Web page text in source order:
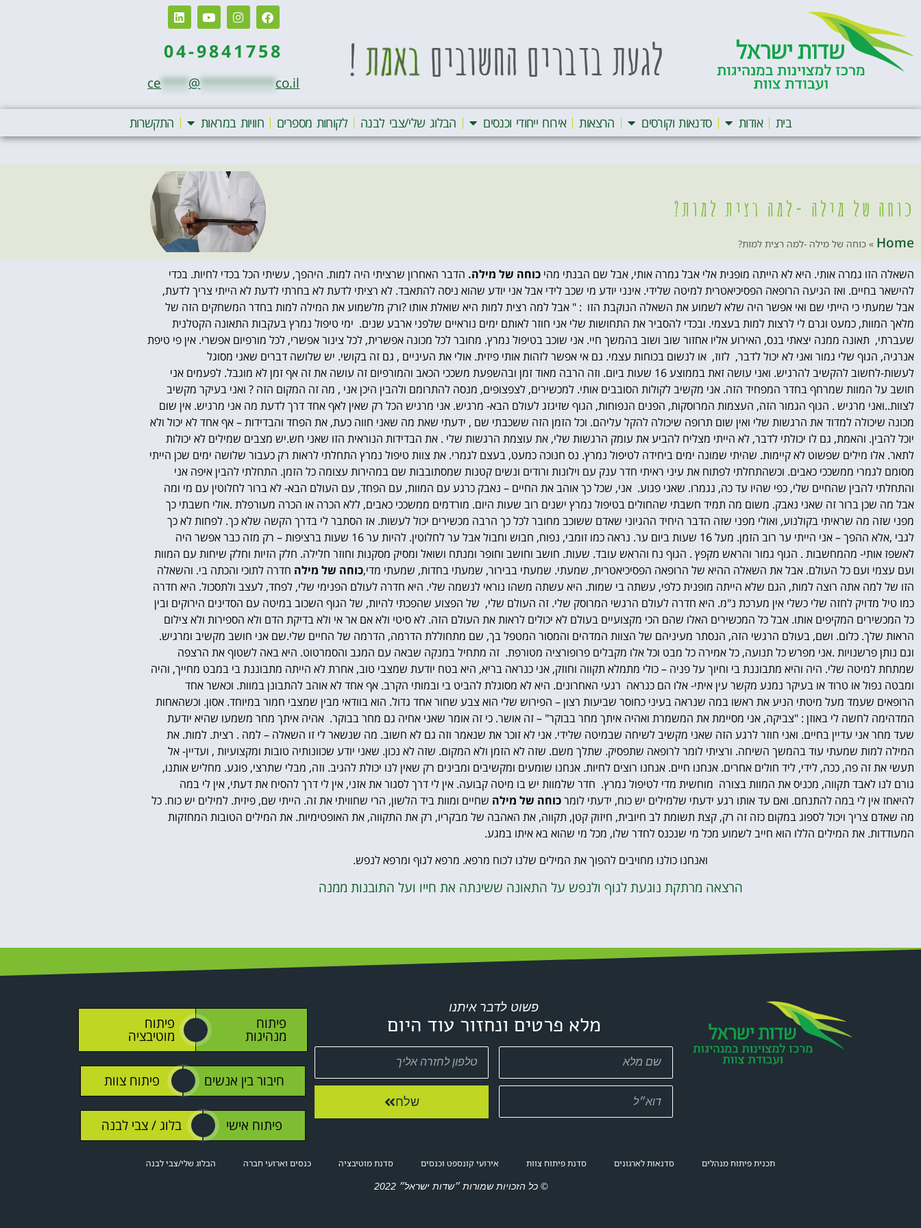
לגעת בדברים החשובים באמת !
04-9841758
ce **** @ *********** co.il
בית אודות סדנאות וקורסים הרצאות אירוח ייחודי וכנסים הבלוג שלי/צבי לבנה לקוחות מספרים חוויות במראות התקשרות
כוחה של מילה -למה רצית למות?
Home
» כוחה של מילה -למה רצית למות?
השאלה הזו גמרה אותי. היא לא הייתה מופנית אלי אבל גמרה אותי, אבל שם הבנתי מהי כוחה של מילה. הדבר האחרון שרציתי היה למות. היהפך, עשיתי הכל בכדי לחיות. בכדי
להישאר בחיים. ואז הגיעה הרופאה הפסיכיאטרית למיטה שלידי. אינני יודע מי שכב לידי אבל אני יודע שהוא ניסה להתאבד. לא רציתי לדעת לא בחרתי לדעת לא הייתי צריך לדעת,
אבל שמעתי כי הייתי שם ואי אפשר היה שלא לשמוע את השאלה הנוקבת הזו : " אבל למה רצית למות היא שואלת אותו ?ורק מלשמוע את המילה למות בחדר המשחקים הזה של
מלאך המוות, כמעט וגרם לי לרצות למות בעצמי. ובכדי להסביר את התחושות שלי אני חוזר לאותם ימים נוראיים שלפני ארבע שנים. ימי טיפול נמרץ בעקבות התאונה הקטלנית
שעברתי, תאונה ממנה יצאתי בנס, האירוע אליו אחזור שוב ושוב בהמשך חיי. אני שוכב בטיפול נמרץ. מחובר לכל מכונה אפשרית, לכל צינור אפשרי, לכל מורפיום אפשרי. אין פי טיפת
אנרגיה, הגוף שלי גמור ואני לא יכול לדבר, לזוז, או לנשום בכוחות עצמי. גם אי אפשר לזהות אותי פיזית. אולי את העיניים , גם זה בקושי. יש שלושה דברים שאני מסוגל
לעשות-לחשוב להקשיב להרגיש. ואני עושה זאת בממוצע 16 שעות ביום. וזה הרבה מאוד זמן ובהשפעת משככי הכאב והמורפיום זה עושה את זה אף זמן לא מוגבל. לפעמים אני
חושב על המוות שמרחף בחדר המפחיד הזה. אני מקשיב לקולות הסובבים אותי. למכשירים, לצפצופים, מנסה להתרומם ולהבין היכן אני , מה זה המקום הזה ? ואני בעיקר מקשיב
לצוות..ואני מרגיש . הגוף הגמור הזה, העצמות המרוסקות, הפנים הנפוחות, הגוף שזיגזג לעולם הבא- מרגיש. אני מרגיש הכל רק שאין לאף אחד דרך לדעת מה אני מרגיש. אין שום
מכונה שיכולה למדוד את הרגשות שלי ואין שום תרופה שיכולה להקל עליהם. וכל הזמן הזה ששכבתי שם , ידעתי שאת מה שאני חווה כעת, את הפחד והבדידות – אף אחד לא יכול ולא
יוכל להבין. והאמת, גם לו יכולתי לדבר, לא הייתי מצליח להביע את עומק הרגשות שלי, את עוצמת הרגשות שלי . את הבדידות הנוראית הזו שאני חש.יש מצבים שמילים לא יכולות
לתאר. אלו מילים שפשוט לא קיימות. שהיתי שמונה ימים ביחידה לטיפול נמרץ. נס חנוכה כמעט, בעצם לגמרי. את צוות טיפול נמרץ התחלתי לראות רק כעבור שלושה ימים שכן הייתי
מסומם לגמרי ממשככי כאבים. וכשהתחלתי לפתוח את עיני ראיתי חדר ענק עם וילונות ורודים ונשים קטנות שמסתובבות שם במהירות עצומה כל הזמן. התחלתי להבין איפה אני
והתחלתי להבין שהחיים שלי, כפי שהיו עד כה, נגמרו. שאני פגוע. אני, שכל כך אוהב את החיים – נאבק כרגע עם המוות, עם הפחד, עם העולם הבא- לא ברור לחלוטין עם מי ומה
אבל מה שכן ברור זה שאני נאבק. משום מה תמיד חשבתי שהחולים בטיפול נמרץ ישנים רוב שעות היום. מורדמים ממשככי כאבים, ללא הכרה או הכרה מעורפלת .אולי חשבתי כך
מפני שזה מה שראיתי בקולנוע, ואולי מפני שזה הדבר היחיד ההגיוני שאדם ששוכב מחובר לכל כך הרבה מכשירים יכול לעשות. אז הסתבר לי בדרך הקשה שלא כך. לפחות לא כך
לגבי ,אלא ההפך – אני הייתי ער רוב הזמן. מעל 16 שעות ביום ער. נראה כמו זומבי, נפוח, חבוש וחבול אבל ער לחלוטין. להיות ער 16 שעות ברציפות – רק מזה כבר אפשר היה
לאשפז אותי- מהמחשבות . הגוף גמור והראש מקפץ . הגוף נח והראש עובד. שעות. חושב וחושב וחופר ומנתח ושואל ומסיק מסקנות וחוזר חלילה. חלק הזיות וחלק שיחות עם המוות
ועם עצמי ועם כל העולם. אבל את השאלה ההיא של הרופאה הפסיכיאטרית, שמעתי. שמעתי בבירור, שמעתי בחדות, שמעתי מדי,כוחה של מילה חדרה לתוכי והכתה בי. והשאלה
הזו של למה אתה רוצה למות, הגם שלא הייתה מופנית כלפי, עשתה בי שמות. היא עשתה משהו נוראי לנשמה שלי. היא חדרה לעולם הפנימי שלי, לפחד, לעצב ולתסכול. היא חדרה
כמו טיל מדויק לחזה שלי כשלי אין מערכת נ"מ. היא חדרה לעולם הרגשי המרוסק שלי. זה העולם שלי, של הפצוע שהפכתי להיות, של הגוף השכוב במיטה עם הסדינים הירוקים ובין
כל המכשירים המקיפים אותו. אבל כל המכשירים האלו שהם הכי מקצועיים בעולם לא יכולים לראות את העולם הזה. לא סיטי ולא אם אר אי ולא בדיקת הדם ולא הספירות ולא צילום
הראות שלך. כלום. ושם, בעולם הרגשי הזה, הנסתר מעיניהם של הצוות המדהים והמסור המטפל בך, שם מתחוללת הדרמה, הדרמה של החיים שלי.שם אני חושב מקשיב ומרגיש.
וגם נותן פרשנויות .אני מפרש כל תנועה, כל אמירה כל מבט וכל אלו מקבלים פרופורציה מטורפת. זה מתחיל במנקה שבאה עם המגב והסמרטוט. היא באה לשטוף את הרצפה
שמתחת למיטה שלי. היה והיא מתבוננת בי וחיוך על פניה – כולי מתמלא תקווה וחוזק, אני כנראה בריא, היא בטח יודעת שמצבי טוב, אחרת לא הייתה מתבוננת בי במבט מחייך, והיה
ומבטה נפול או טרוד או בעיקר נמנע מקשר עין איתי- אלו הם כנראה רגעי האחרונים. היא לא מסוגלת להביט בי ובמותי הקרב. אף אחד לא אוהב להתבונן במוות. וכאשר אחד
הרופאים שעמד מעל מיטתי הניע את ראשו במה שנראה בעיני כחוסר שביעות רצון – הפירוש שלי הוא צבע שחור אחד גדול. הוא בוודאי מבין שמצבי חמור במיוחד. אסון. וכשהאחות
המדהימה לחשה לי באוזן : "צביקה, אני מסיימת את המשמרת ואהיה איתך מחר בבוקר" – זה אושר. כי זה אומר שאני אחיה גם מחר בבוקר. אהיה איתך מחר משמעו שהיא יודעת
שעד מחר אני עדיין בחיים. ואני חוזר לרגע הזה שאני מקשיב לשיחה שבמיטה שלידי. אני לא זוכר את שנאמר וזה גם לא חשוב. מה שנשאר לי זו השאלה – למה . רצית. למות. את
המילה למות שמעתי עוד בהמשך השיחה. ורציתי לומר לרופאה שתפסיק. שתלך משם. שזה לא הזמן ולא המקום. שזה לא נכון. שאני יודע שכוונותיה טובות ומקצועיות , ועדיין- אל
תעשי את זה פה, ככה, לידי, ליד חולים אחרים. אנחנו חיים. אנחנו רוצים לחיות. אנחנו שומעים ומקשיבים ומבינים רק שאין לנו יכולת להגיב. וזה, מבלי שתרצי, פוגע. מחליש אותנו,
גורם לנו לאבד תקווה, מכניס את המוות בצורה מוחשית מדי לטיפול נמרץ. חדר שלמוות יש בו מיטה קבועה. אין לי דרך לסגור את אזני, אין לי דרך להסיח את דעתי, אין לי במה
להיאחז אין לי במה להתנחם. ואם עד אותו רגע ידעתי שלמילים יש כוח, ידעתי לומרכוחה של מילה שחיים ומוות ביד הלשון, הרי שחוויתי את זה. הייתי שם, פיזית. למילים יש כוח. כל
מה שאדם צריך ויכול לספוג במקום כזה זה רק, קצת תשומת לב חיובית, חיזוק קטן, תקווה, את האהבה של מבקריו, רק את התקווה, את האופטימיות. את המילים הטובות המחזקות
המעודדות. את המילים הללו הוא חייב לשמוע מכל מי שנכנס לחדר שלו, מכל מי שהוא בא איתו במגע.
ואנחנו כולנו מחויבים להפוך את המילים שלנו לכוח מרפא. מרפא לגוף ומרפא לנפש.
הרצאה מרתקת נוגעת לגוף ולנפש על התאונה ששינתה את חייו ועל התובנות ממנה
פשוט לדבר איתנו
מלא פרטים ונחזור עוד היום
שלח
פיתוח
מנהיגות
פיתוח
מוטיבציה
חיבור בין אנשים פיתוח צוות
פיתוח אישי בלוג / צבי לבנה
תכנית פיתוח מנהלים סדנאות לארגונים סדנת פיתוח צוות אירועי קונספט וכנסים סדנת מוטיבציה כנסים וארועי חברה הבלוג שלי/צבי לבנה
© כל הזכויות שמורות ״שדות ישראל״ 2022